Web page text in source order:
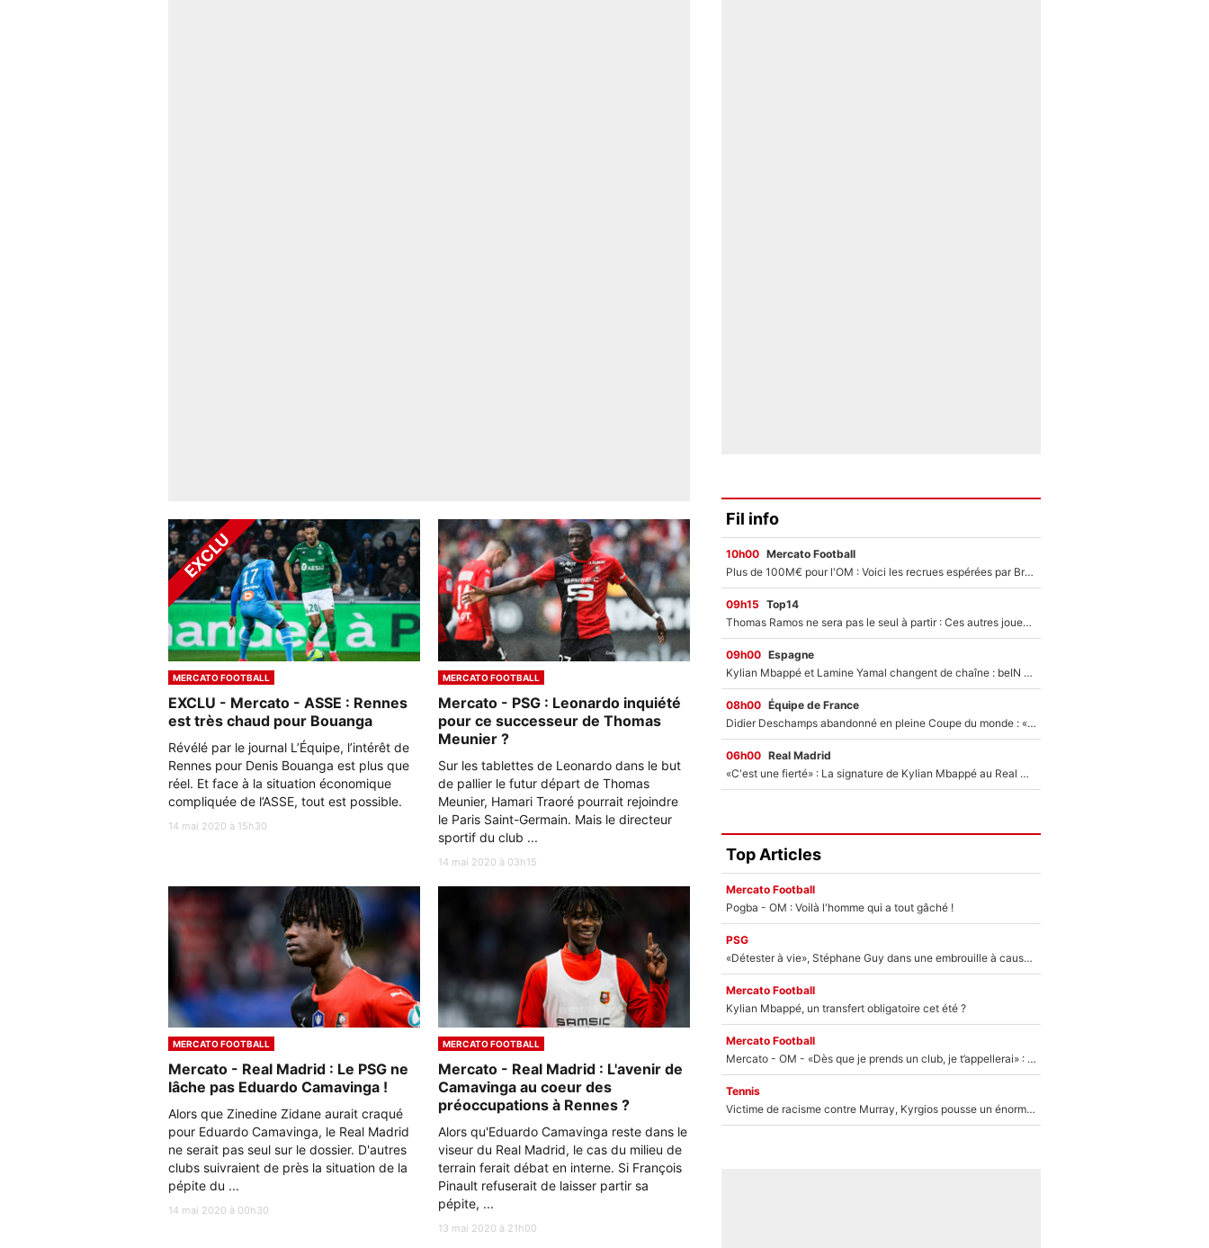
MERCATO FOOTBALL
EXCLU - Mercato - ASSE : Rennes
est très chaud pour Bouanga
Révélé par le journal L’Équipe, l’intérêt de
Rennes pour Denis Bouanga est plus que
réel. Et face à la situation économique
compliquée de l’ASSE, tout est possible.
14 mai 2020 à 15h30
MERCATO FOOTBALL
Mercato - PSG : Leonardo inquiété
pour ce successeur de Thomas
Meunier ?
Sur les tablettes de Leonardo dans le but
de pallier le futur départ de Thomas
Meunier, Hamari Traoré pourrait rejoindre
le Paris Saint-Germain. Mais le directeur
sportif du club ...
14 mai 2020 à 03h15
MERCATO FOOTBALL
Mercato - Real Madrid : Le PSG ne
lâche pas Eduardo Camavinga !
Alors que Zinedine Zidane aurait craqué
pour Eduardo Camavinga, le Real Madrid
ne serait pas seul sur le dossier. D'autres
clubs suivraient de près la situation de la
pépite du ...
14 mai 2020 à 00h30
MERCATO FOOTBALL
Mercato - Real Madrid : L'avenir de
Camavinga au coeur des
préoccupations à Rennes ?
Alors qu'Eduardo Camavinga reste dans le
viseur du Real Madrid, le cas du milieu de
terrain ferait débat en interne. Si François
Pinault refuserait de laisser partir sa
pépite, ...
13 mai 2020 à 21h00
Fil info
10h00 Mercato Football
Plus de 100M€ pour l'OM : Voici les recrues espérées par Bruno Genesio et Grégory Lorenzi après l’opération dégraissage
09h15 Top14
Thomas Ramos ne sera pas le seul à partir : Ces autres joueurs du XV de France pourraient aussi quitter le Stade Toulousain, un club de Top 14 est déjà sur les rangs
09h00 Espagne
Kylian Mbappé et Lamine Yamal changent de chaîne : beIN SPORTS ne digère pas cette décision historique et prédit un fiasco pour la Liga
08h00 Équipe de France
Didier Deschamps abandonné en pleine Coupe du monde : «La FFF était déjà passée à Zinedine Zidane»
06h00 Real Madrid
«C'est une fierté» : La signature de Kylian Mbappé au Real Madrid continue de régaler l'Espagne
Top Articles
Mercato Football
Pogba - OM : Voilà l'homme qui a tout gâché !
PSG
«Détester à vie», Stéphane Guy dans une embrouille à cause du PSG !
Mercato Football
Kylian Mbappé, un transfert obligatoire cet été ?
Mercato Football
Mercato - OM - «Dès que je prends un club, je t’appellerai» : La promesse de Marcelino au moment de claquer la porte
Tennis
Victime de racisme contre Murray, Kyrgios pousse un énorme coup de gueule !